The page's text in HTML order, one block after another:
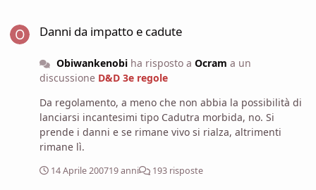
testa e chi più ne ha più ne metta). Certo però che se te
tuoi avversari ti prendono in giro :lol:
Danni da impatto e cadute
Obiwankenobiha risposto a Ocram a un
discussione D&D 3e regole
Da regolamento, a meno che non abbia la possibilità di
lanciarsi incantesimi tipo Cadutra morbida, no. Si
prende i danni e se rimane vivo si rialza, altrimenti
rimane lì.
14 Aprile 200719 anni 193 risposte